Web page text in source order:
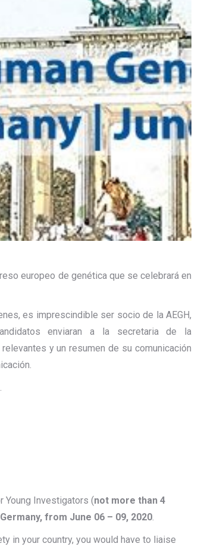
europeo de genética que se celebrará en
es imprescindible ser socio de la AEGH,
enviaran a la secretaria de la
y un resumen de su comunicación
Young Investigators (not more than 4
from June 06 – 09, 2020
in your country, you would have to liaise